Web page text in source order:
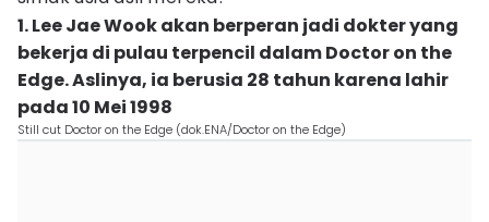
1. Lee Jae Wook akan berperan jadi dokter yang
bekerja di pulau terpencil dalam Doctor on the
Edge. Aslinya, ia berusia 28 tahun karena lahir
pada 10 Mei 1998
Still cut Doctor on the Edge (dok.ENA/Doctor on the Edge)